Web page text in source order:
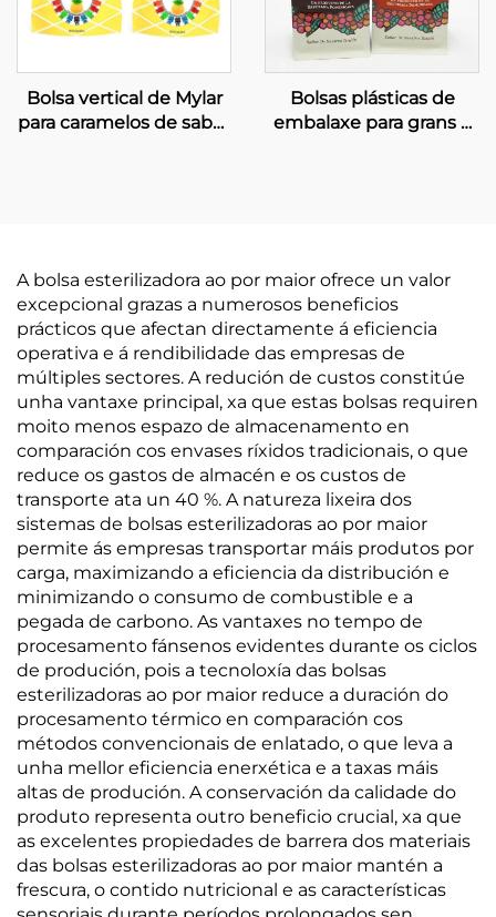
Bolsa vertical de Mylar
para caramelos de sabor
Bolsas plásticas de
embalaxe para grans e
A bolsa esterilizadora ao por maior ofrece un valor
excepcional grazas a numerosos beneficios
prácticos que afectan directamente á eficiencia
operativa e á rendibilidade das empresas de
múltiples sectores. A redución de custos constitúe
unha vantaxe principal, xa que estas bolsas requiren
moito menos espazo de almacenamento en
comparación cos envases ríxidos tradicionais, o que
reduce os gastos de almacén e os custos de
transporte ata un 40 %. A natureza lixeira dos
sistemas de bolsas esterilizadoras ao por maior
permite ás empresas transportar máis produtos por
carga, maximizando a eficiencia da distribución e
minimizando o consumo de combustible e a
pegada de carbono. As vantaxes no tempo de
procesamento fánsenos evidentes durante os ciclos
de produción, pois a tecnoloxía das bolsas
esterilizadoras ao por maior reduce a duración do
procesamento térmico en comparación cos
métodos convencionais de enlatado, o que leva a
unha mellor eficiencia enerxética e a taxas máis
altas de produción. A conservación da calidade do
produto representa outro beneficio crucial, xa que
as excelentes propiedades de barrera dos materiais
das bolsas esterilizadoras ao por maior mantén a
frescura, o contido nutricional e as características